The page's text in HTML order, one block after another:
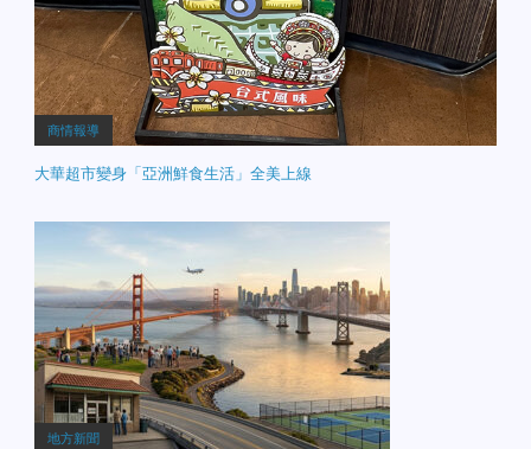
商情報導
大華超市變身「亞洲鮮食生活」全美上線
地方新聞